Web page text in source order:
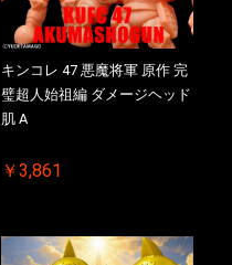
キンコレ 47 悪魔将軍 原作 完
璧超人始祖編 ダメージヘッド
肌 A
￥3,861